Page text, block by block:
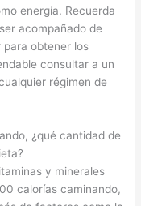
energía. Recuerda
acompañado de
para obtener los
consultar a un
régimen de
¿qué cantidad de
y minerales
calorías caminando,